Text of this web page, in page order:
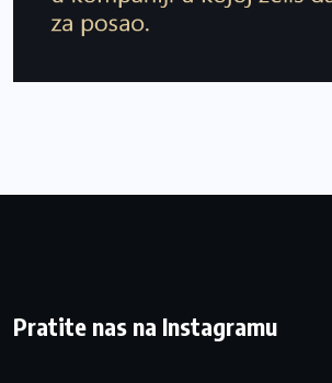
Pratite nas na Instagramu